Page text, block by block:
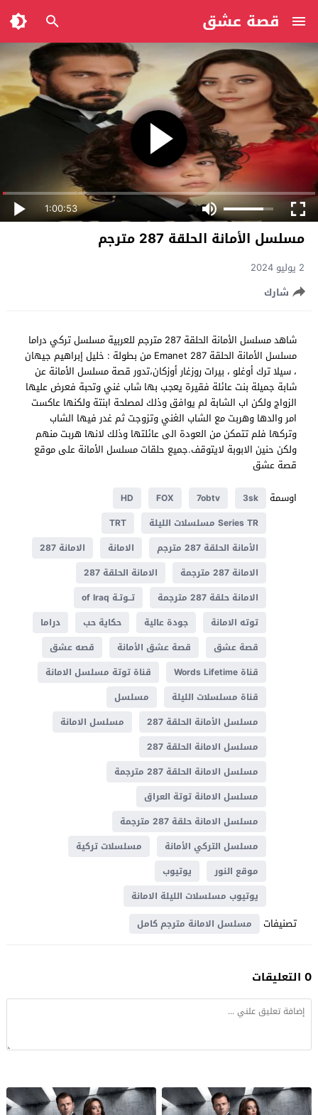
قصة عشق
1:00:53
مسلسل الأمانة الحلقة 287 مترجم
2 يوليو 2024
شارك
شاهد مسلسل الأمانة الحلقة 287 مترجم للعربية مسلسل تركي دراما
مسلسل الأمانة الحلقة 287 Emanet من بطولة : خليل إبراهيم جيهان
، سيلا ترك أوغلو ، بيرات روزغار أوزكان،تدور قصة مسلسل الأمانة عن
شابة جميلة بنت عائلة فقيرة يعجب بها شاب غني وتحبة فعرض عليها
الزواج ولكن اب الشابة لم يوافق وذلك لمصلحة ابنتة ولكنها عاكست
امر والدها وهربت مع الشاب الغني وتزوجت ثم غدر فيها الشاب
وتركها فلم تتمكن من العودة الى عائلتها وذلك لانها هربت منهم
ولكن حنين الابوبة لايتوقف.جميع حلقات مسلسل الأمانة على موقع
قصة عشق
اوسمة
3sk
7obtv
FOX
HD
Series TR مسلسلات الليلة
TRT
الأمانة الحلقة 287 مترجم
الامانة
الامانة 287
الامانة 287 مترجمة
الامانة الحلقة 287
الامانة حلقة 287 مترجمة
تــوتـة of Iraq
توته الامانة
جودة عالية حكاية حب
دراما
قصة عشق
قصة عشق الأمانة
قصه عشق
قناة Words Lifetime
قناة توتة مسلسل الامانة
قناة مسلسلات الليلة
مسلسل
مسلسل الأمانة الحلقة 287
مسلسل الامانة
مسلسل الامانة الحلقة 287
مسلسل الامانة الحلقة 287 مترجمة
مسلسل الامانة توتة العراق
مسلسل الامانة حلقة 287 مترجمة
مسلسل التركي الأمانة
مسلسلات تركية
موقع النور
يوتيوب
يوتيوب مسلسلات الليلة الامانة
تصنيفات مسلسل الامانة مترجم كامل
0 التعليقات